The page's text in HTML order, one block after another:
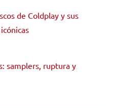
de Coldplay y sus
samplers, ruptura y